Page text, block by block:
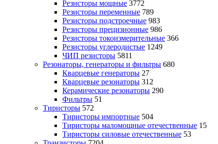
Резисторы мощные 3772
Резисторы переменные 789
Резисторы подстроечные 983
Резисторы прецизионные 986
Резисторы токоизмерительные 366
Резисторы углеродистые 1249
ЧИП резисторы 5811
Резонаторы, генераторы и фильтры 680
Кварцевые генераторы 27
Кварцевые резонаторы 312
Керамические резонаторы 290
Фильтры 51
Тиристоры 572
Тиристоры импортные 504
Тиристоры маломощные отечественные 15
Тиристоры силовые отечественные 53